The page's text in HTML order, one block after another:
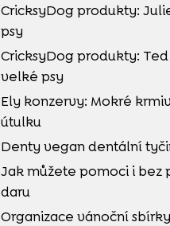
CricksyDog produkty:
psy
CricksyDog produkty:
velké psy
Ely konzervy: Mokré
útulku
Denty vegan dentální
Jak můžete pomoci i bez
daru
Organizace vánoční